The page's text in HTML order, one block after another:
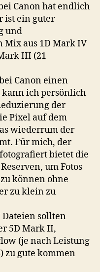
Canon hat endlich
ist ein guter
und
Mix aus 1D Mark IV
III (21
Canon einen
kann ich persönlich
der
Pixel auf dem
wiederrum der
Für mich, der
bietet die
um Fotos
können ohne
zu klein zu
Dateien sollten
5D Mark II,
(je nach Leistung
zu gute kommen